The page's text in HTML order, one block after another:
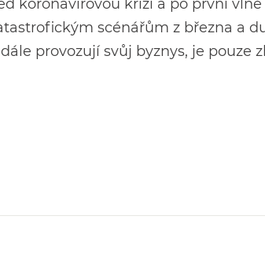
koronavirovou krizí a po první vlně
scénářům z března a
provozují svůj byznys, je pouze